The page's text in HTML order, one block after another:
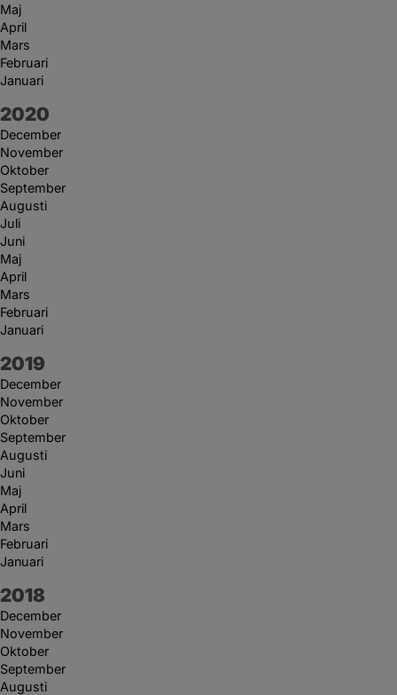
Maj
April
Mars
Februari
Januari
År:
2020
December
November
Oktober
September
Augusti
Juli
Juni
Maj
April
Mars
Februari
Januari
År:
2019
December
November
Oktober
September
Augusti
Juni
Maj
April
Mars
Februari
Januari
År:
2018
December
November
Oktober
September
Augusti